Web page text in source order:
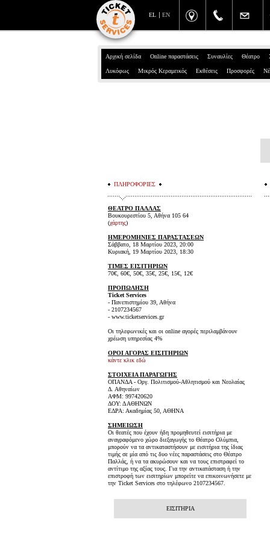
EN
EL
Αρχική σελίδα Online παραστάσεις Συναυλίες Θέατρο
Λυκόφως Μικρός Κεραμεικός Εκθέσεις Προσφορές
ΠΛΗΡΟΦΟΡΙΕΣ
ΘΕΑΤΡΟ ΠΑΛΛΑΣ
Βουκουρεστίου 5, Αθήνα 105 64
(χάρτης)
ΗΜΕΡΟΜΗΝΙΕΣ ΠΑΡΑΣΤΑΣΕΩΝ
Σάββατο, 18 Μαρτίου 2023, 20:00
Κυριακή, 19 Μαρτίου 2023, 18:30
ΤΙΜΕΣ ΕΙΣΙΤΗΡΙΩΝ
70€, 60€, 50€, 35€, 25€, 15€, 12€
ΠΡΟΠΩΛΗΣΗ
Ticket Services
- Πανεπιστημίου 39, Αθήνα
- 2107234567
- www.ticketservices.gr
Οι τηλεφωνικές και οι online αγορές περιλαμβάνουν
χρέωση υπηρεσίας 4%
ΟΡΟΙ ΑΓΟΡΑΣ ΕΙΣΙΤΗΡΙΩΝ
κάντε κλικ εδώ
ΣΤΟΙΧΕΙΑ ΠΑΡΑΓΩΓΗΣ
ΟΠΑΝΔΑ - Οργ. Πολιτισμού-Αθλητισμού και Νεολαίας
Δ. Αθηναίων
ΑΦΜ: 997420620
ΔΟΥ: Δ ΑΘΗΝΩΝ
ΕΔΡΑ: Ακαδημίας 50, ΑΘΗΝΑ
ΣΗΜΕΙΩΣΗ
Οι θεατές που έχουν ήδη προμηθευτεί εισιτήρια με
αναγραφόμενο χώρο διεξαγωγής το Θέατρο Ολύμπια,
μπορούν να τα αντικαταστήσουν με εισιτήρια της ίδιας
τιμής σε μία από τις δυο νέες παραστάσεις στο Θέατρο
Παλλάς, ή να τα ακυρώσουν και να τους επιστραφεί το
αντίτιμο της αξίας τους. Για την αντικατάσταση ή την
επιστροφή των εισιτηρίων μπορείτε να επικοινωνήσετε με
την Ticket Services στο τηλέφωνο 2107234567.
ΕΙΣΙΤΗΡΙΑ